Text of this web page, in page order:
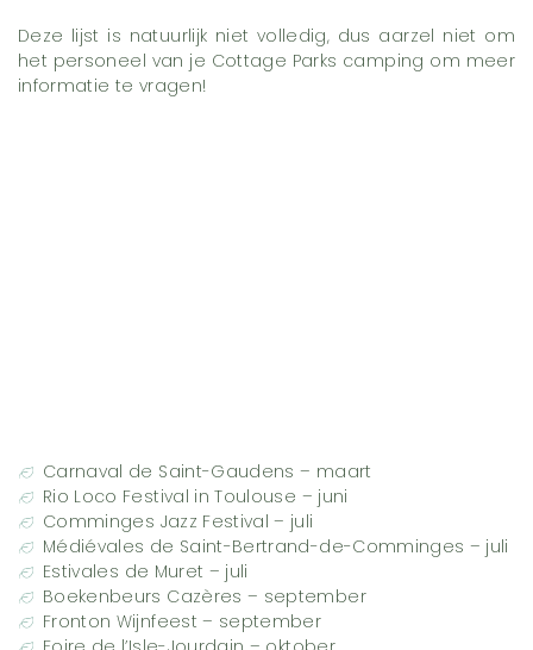
Deze lijst is natuurlijk niet volledig, dus aarzel niet om
het personeel van je Cottage Parks camping om meer
informatie te vragen!
Carnaval de Saint-Gaudens – maart
Rio Loco Festival in Toulouse – juni
Comminges Jazz Festival – juli
Médiévales de Saint-Bertrand-de-Comminges – juli
Estivales de Muret – juli
Boekenbeurs Cazères – september
Fronton Wijnfeest – september